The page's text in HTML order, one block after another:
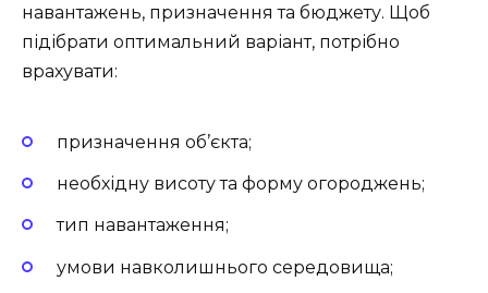
навантажень, призначення та бюджету. Щоб
підібрати оптимальний варіант, потрібно
врахувати:
призначення об’єкта;
необхідну висоту та форму огороджень;
тип навантаження;
умови навколишнього середовища;